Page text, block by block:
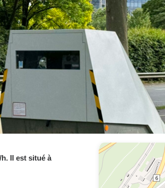
Il est situé à